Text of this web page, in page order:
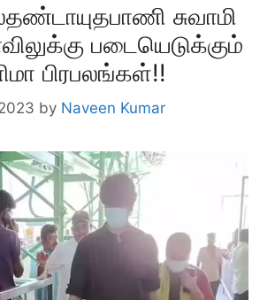
சுவாமி
படையெடுக்கும்
பிரபலங்கள்!!
by Naveen Kumar